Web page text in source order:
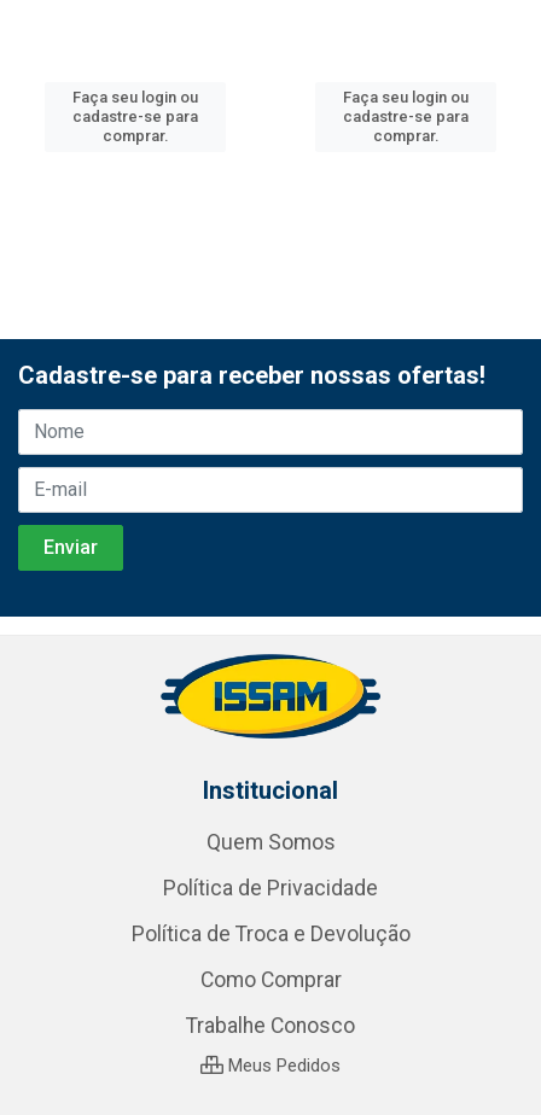
Faça seu login ou
cadastre-se para
comprar.
Faça seu login ou
cadastre-se para
comprar.
Cadastre-se para receber nossas ofertas!
Institucional
Quem Somos
Política de Privacidade
Política de Troca e Devolução
Como Comprar
Trabalhe Conosco
Meus Pedidos